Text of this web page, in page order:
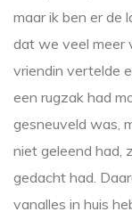
maar ik ben er de
dat we veel meer
vriendin vertelde
een rugzak had
gesneuveld was,
niet geleend had,
gedacht had.
vanalles in huis